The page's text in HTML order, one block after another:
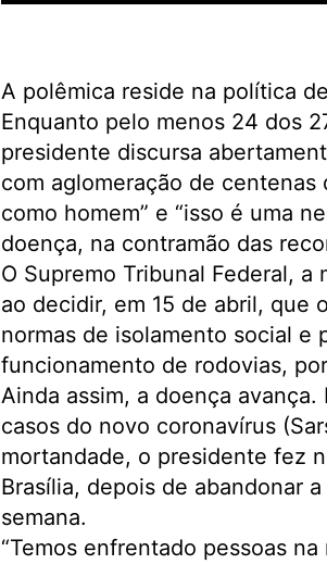
A polêmica reside na política
Enquanto pelo menos 24 dos
presidente discursa
com aglomeração de centenas
como homem” e “isso é uma
doença, na contramão das
O Supremo Tribunal Federal,
ao decidir, em 15 de abril, que
normas de isolamento social e
funcionamento de rodovias,
Ainda assim, a doença
casos do novo coronavírus
mortandade, o presidente fez
Brasília, depois de abandonar
semana.
“Temos enfrentado pessoas